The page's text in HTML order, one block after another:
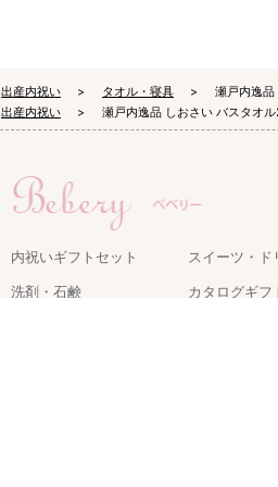
出産内祝い タオル・寝具
瀬戸内逸
出産内祝い 瀬戸内逸品 しおさい バスタオ
内祝いギフトセット
スイーツ・ド
洗剤・石鹸
カタログギフ